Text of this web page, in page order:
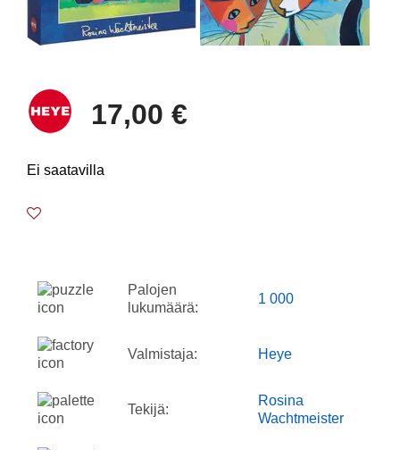
17,00 €
Ei saatavilla
Palojen
lukumäärä:
1 000
Valmistaja: Heye
Tekijä:
Rosina
Wachtmeister